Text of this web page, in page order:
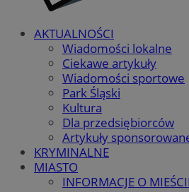
AKTUALNOŚCI
Wiadomości lokalne
Ciekawe artykuły
Wiadomości sportowe
Park Śląski
Kultura
Dla przedsiębiorców
Artykuły
KRYMINALNE
MIASTO
INFORMACJE O